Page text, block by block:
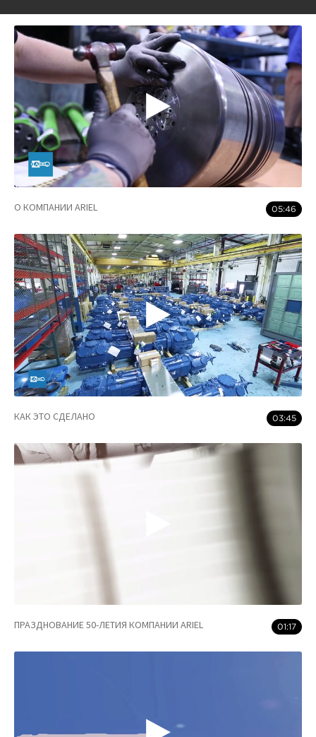
О КОМПАНИИ ARIEL 05:46
КАК ЭТО СДЕЛАНО 03:45
ПРАЗДНОВАНИЕ 50-ЛЕТИЯ КОМПАНИИ ARIEL 01:17